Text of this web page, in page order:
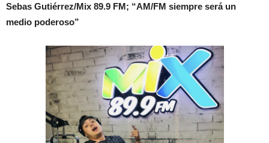
Sebas Gutiérrez/Mix 89.9 FM; “AM/FM siempre será un
medio poderoso”